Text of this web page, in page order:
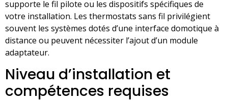
supporte le fil pilote ou les dispositifs spécifiques de
votre installation. Les thermostats sans fil privilégient
souvent les systèmes dotés d’une interface domotique à
distance ou peuvent nécessiter l’ajout d’un module
adaptateur.
Niveau d’installation et
compétences requises